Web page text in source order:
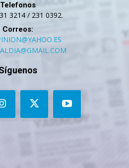
Telefonos
3214 / 231 0392.
Correos: